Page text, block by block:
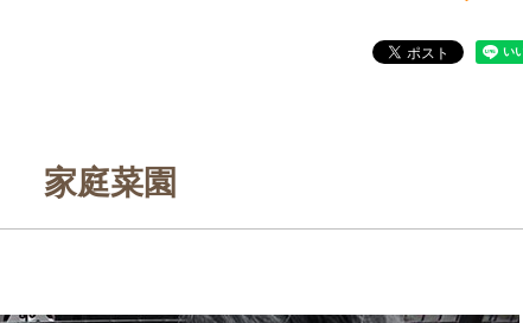
家庭菜園